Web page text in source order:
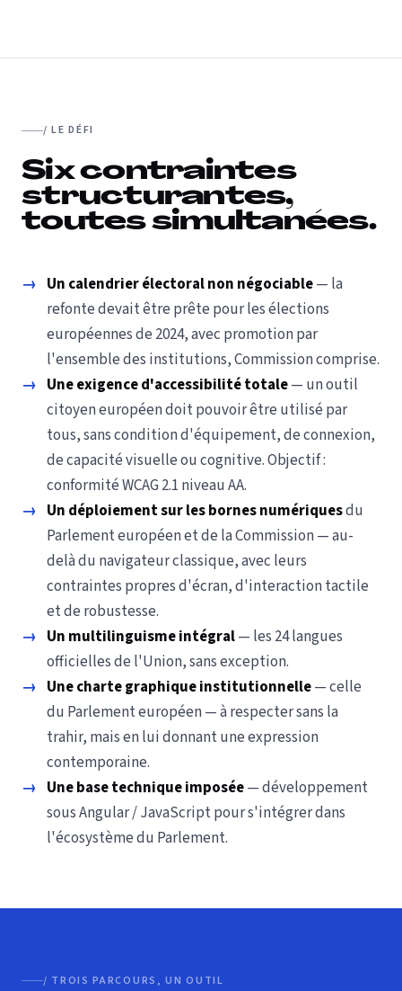
/ LE DÉFI
Six contraintes
structurantes,
toutes simultanées.
→ Un calendrier électoral non négociable— la
refonte devait être prête pour les élections
européennes de 2024, avec promotion par
l'ensemble des institutions, Commission comprise.
→ Une exigence d'accessibilité totale— un outil
citoyen européen doit pouvoir être utilisé par
tous, sans condition d'équipement, de connexion,
de capacité visuelle ou cognitive. Objectif :
conformité WCAG 2.1 niveau AA.
→ Un déploiement sur les bornes numériquesdu
Parlement européen et de la Commission — au-
delà du navigateur classique, avec leurs
contraintes propres d'écran, d'interaction tactile
et de robustesse.
→ Un multilinguisme intégral— les 24 langues
officielles de l'Union, sans exception.
→ Une charte graphique institutionnelle— celle
du Parlement européen — à respecter sans la
trahir, mais en lui donnant une expression
contemporaine.
→ Une base technique imposée— développement
sous Angular / JavaScript pour s'intégrer dans
l'écosystème du Parlement.
/ TROIS PARCOURS, UN OUTIL